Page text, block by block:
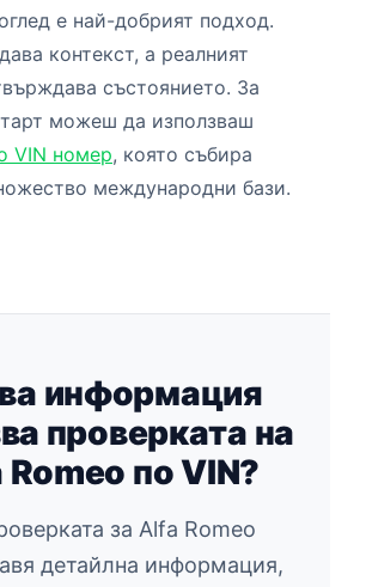
е най-добрият подход.
контекст, а реалният
състоянието. За
можеш да използваш
VIN номер, която събира
международни бази.
информация
проверката на
по VIN?
за Alfa Romeo
детайлна информация,